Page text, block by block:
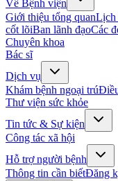
Về Bệnh viện
Giới thiệu tổng quanLịch
cốt lõiBan lãnh đạoCác
Chuyên khoa
Bác sĩ
Dịch vụ
Khám bệnh ngoại trú
Thư viện sức khỏe
Tin tức & Sự kiện
Công tác xã hội
Hỗ trợ người bệnh
Thông tin cần biếtĐăng